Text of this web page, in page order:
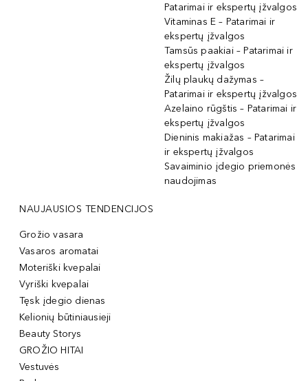
Patarimai ir ekspertų įžvalgos
Vitaminas E – Patarimai ir
ekspertų įžvalgos
Tamsūs paakiai – Patarimai ir
ekspertų įžvalgos
Žilų plaukų dažymas –
Patarimai ir ekspertų įžvalgos
Azelaino rūgštis – Patarimai ir
ekspertų įžvalgos
Dieninis makiažas – Patarimai
ir ekspertų įžvalgos
Savaiminio įdegio priemonės
naudojimas
NAUJAUSIOS TENDENCIJOS
Grožio vasara
Vasaros aromatai
Moteriški kvepalai
Vyriški kvepalai
Tęsk įdegio dienas
Kelionių būtiniausieji
Beauty Storys
GROŽIO HITAI
Vestuvės